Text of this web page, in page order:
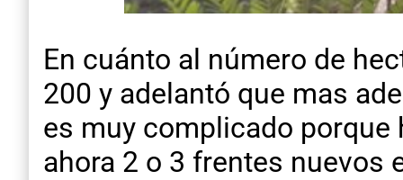
En cuánto al número de
200 y adelantó que mas
es muy complicado porque
ahora 2 o 3 frentes nuevos